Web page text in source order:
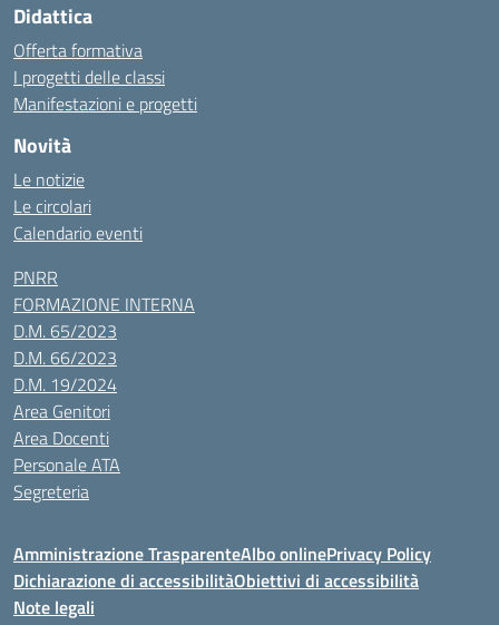
Didattica
Offerta formativa
I progetti delle classi
Manifestazioni e progetti
Novità
Le notizie
Le circolari
Calendario eventi
PNRR
FORMAZIONE INTERNA
D.M. 65/2023
D.M. 66/2023
D.M. 19/2024
Area Genitori
Area Docenti
Personale ATA
Segreteria
Amministrazione TrasparenteAlbo onlinePrivacy Policy
Dichiarazione di accessibilitàObiettivi di accessibilità
Note legali